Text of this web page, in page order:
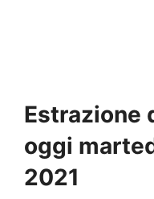
Estrazione
oggi
2021